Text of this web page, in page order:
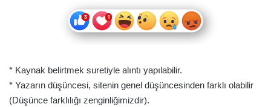
* Kaynak belirtmek suretiyle alıntı yapılabilir.
* Yazarın düşüncesi, sitenin genel düşüncesinden farklı olabilir
(Düşünce farklılığı zenginliğimizdir).